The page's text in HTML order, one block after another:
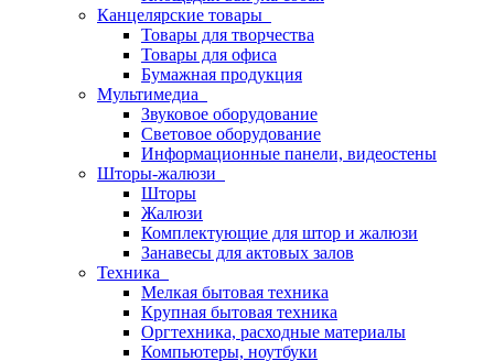
Канцелярские товары
Товары для творчества
Товары для офиса
Бумажная продукция
Мультимедиа
Звуковое оборудование
Световое оборудование
Информационные панели, видеостены
Шторы-жалюзи
Шторы
Жалюзи
Комплектующие для штор и жалюзи
Занавесы для актовых залов
Техника
Мелкая бытовая техника
Крупная бытовая техника
Оргтехника, расходные материалы
Компьютеры, ноутбуки